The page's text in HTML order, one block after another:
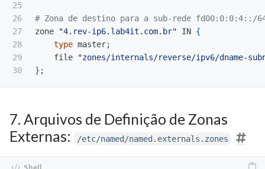
25
26
27
28
29
# Zona de destino para a sub-rede fd00:0:0:4::/
zone
"4.rev-ip6.lab4it.com.br" IN {
type master;
    file
"zones/internals/reverse/ipv6/dname-
} ;
7. Arquivos de Definição de Zonas
Externas:
/etc/named/named.externals.zones